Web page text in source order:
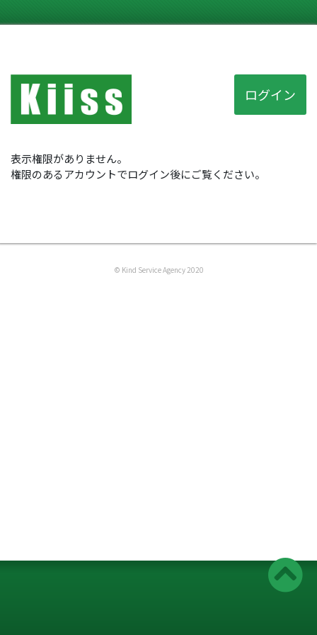
ログイン
表示権限がありません。
権限のあるアカウントでログイン後にご覧ください。
© Kind Service Agency 2020